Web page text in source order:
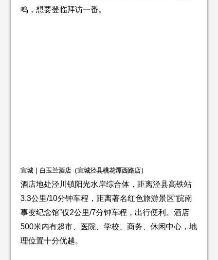
鸣，想要登临拜访一番。
宣城｜白玉兰酒店（宣城泾县桃花潭西路店）
酒店地处泾川镇阳光水岸综合体，距离泾县高铁站
3.3公里/10分钟车程，距离著名红色旅游景区“皖南
事变纪念馆”仅2公里/7分钟车程，出行便利。酒店
500米内有超市、医院、学校、商务、休闲中心，地
理位置十分优越。